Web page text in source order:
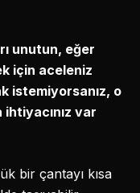
unutun, eğer
için aceleniz
istemiyorsanız, o
ihtiyacınız var
bir çantayı kısa